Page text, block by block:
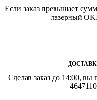
Если заказ превышает
лазерный
Сделав заказ до 14:00,